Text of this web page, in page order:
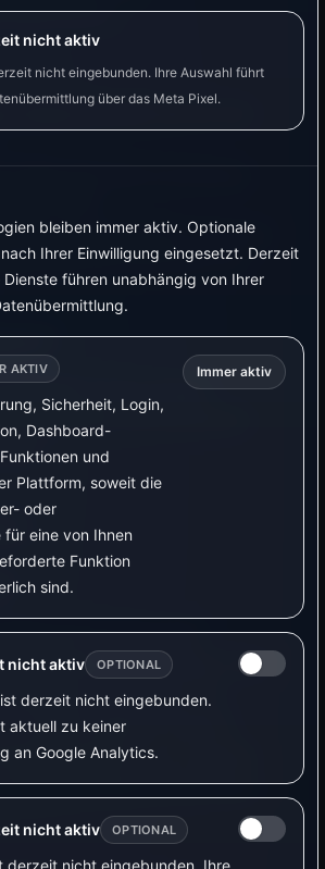
nicht aktiv
nicht eingebunden. Ihre Auswahl führt
über das Meta Pixel.
bleiben immer aktiv. Optionale
Ihrer Einwilligung eingesetzt. Derzeit
führen unabhängig von Ihrer
AKTIV
Sicherheit, Login,
Dashboard-
und
Plattform, soweit die
oder
eine von Ihnen
Funktion
sind.
Immer aktiv
nicht aktiv OPTIONAL
derzeit nicht eingebunden.
aktuell zu keiner
an Google Analytics.
nicht aktiv OPTIONAL
derzeit nicht eingebunden. Ihre
anspruchsvoller als bei einer
benötigt.
des Autos beachten: Unterhalb
lädt das Fahrzeug nicht
mit PV-Anlage,
Bereitschaft, die Grenzwerte
sich für PV-Laden,
dynamische Strompreise, wenn
bevorzugst. Die
VyraVolt geprüft; beachte
die zulässige
die passenden Einstellungen.